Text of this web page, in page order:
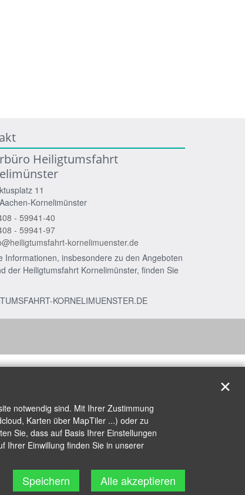
Heiligtumsfahrt
11
Aachen-Kornelimünster
- 59941-40
- 59941-97
kornelimuenster.de
Informationen, insbesondere zu den Angeboten
der Heiligtumsfahrt Kornelimünster, finden Sie
KORNELIMUENSTER.DE
notwendig sind. Mit Ihrer Zustimmung
Karten über MapTiler ...) oder zu
Sie, dass auf Basis Ihrer Einstellungen
Ihrer Einwillung finden Sie in unserer
Speichern Alle akzeptieren
✕